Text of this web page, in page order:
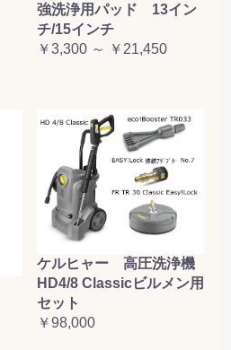
強洗浄用パッド 13イン
チ/15インチ
￥3,300 ～ ￥21,450
ケルヒャー 高圧洗浄機
HD4/8 Classicビルメン用
セット
￥98,000